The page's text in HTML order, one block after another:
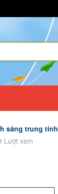
sáng trung tính
Lượt xem